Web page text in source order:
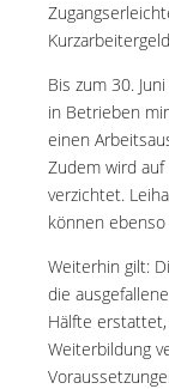
Bis zum 30.
in Betrieben
einen
Zudem wird
verzichtet.
können
Weiterhin gilt:
die
Hälfte
Weiterbildung